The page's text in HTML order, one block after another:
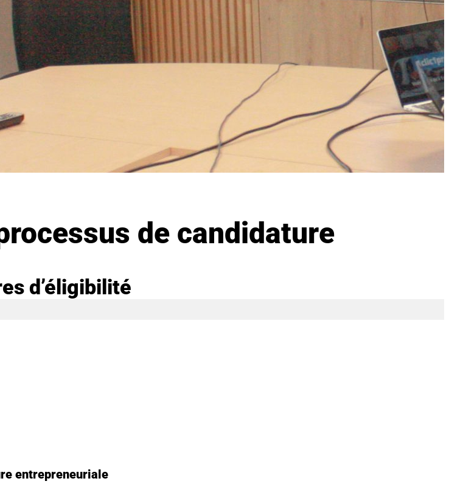
de candidature
d’éligibilité
entrepreneuriale